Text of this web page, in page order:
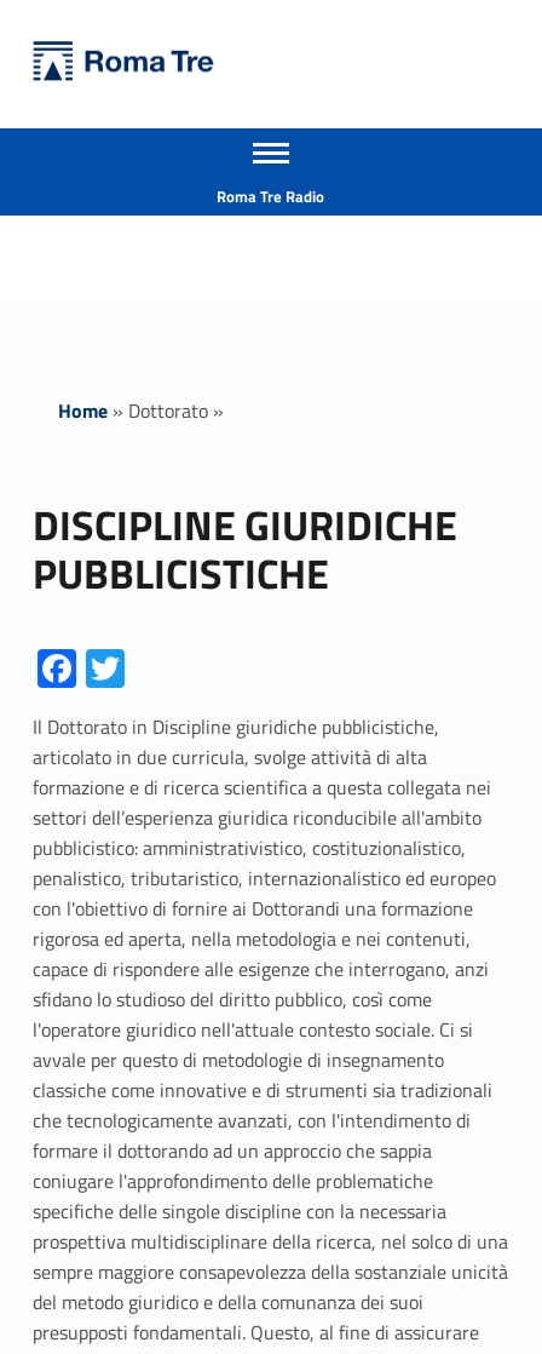
DISCIPLINE GIURIDICHE PUBBLICISTICHE - Università Roma Tre
Apri il menu secondario
Roma Tre Radio
Home» Dottorato»
DISCIPLINE GIURIDICHE
PUBBLICISTICHE
Link identifier #identifier__105031-1 Fa
ce
b
o
o
k
Link identifier #identifier__123314-2 T
w
itt
er
Il Dottorato in Discipline giuridiche pubblicistiche,
articolato in due curricula, svolge attività di alta
formazione e di ricerca scientifica a questa collegata nei
settori dell’esperienza giuridica riconducibile all'ambito
pubblicistico: amministrativistico, costituzionalistico,
penalistico, tributaristico, internazionalistico ed europeo
con l'obiettivo di fornire ai Dottorandi una formazione
rigorosa ed aperta, nella metodologia e nei contenuti,
capace di rispondere alle esigenze che interrogano, anzi
sfidano lo studioso del diritto pubblico, così come
l'operatore giuridico nell'attuale contesto sociale. Ci si
avvale per questo di metodologie di insegnamento
classiche come innovative e di strumenti sia tradizionali
che tecnologicamente avanzati, con l'intendimento di
formare il dottorando ad un approccio che sappia
coniugare l'approfondimento delle problematiche
specifiche delle singole discipline con la necessaria
prospettiva multidisciplinare della ricerca, nel solco di una
sempre maggiore consapevolezza della sostanziale unicità
del metodo giuridico e della comunanza dei suoi
presupposti fondamentali. Questo, al fine di assicurare